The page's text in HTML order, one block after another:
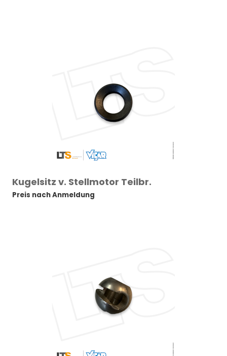
Kugelsitz v. Stellmotor Teilbr.
Preis nach Anmeldung